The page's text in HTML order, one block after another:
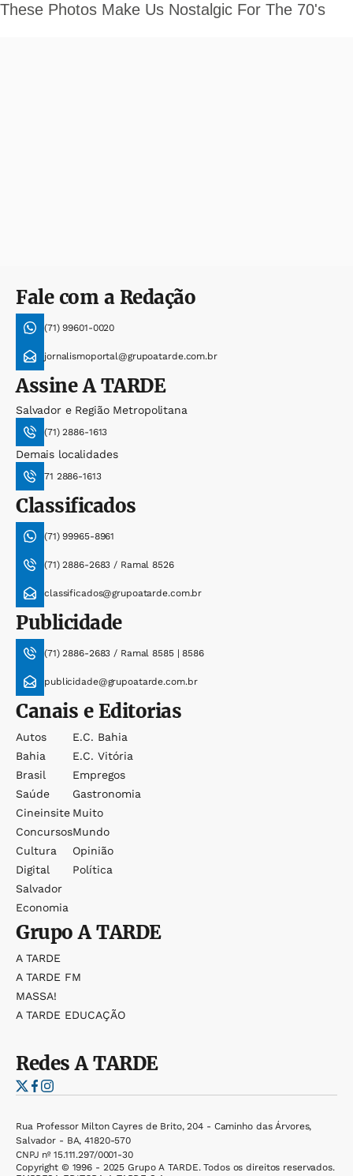
Fale com a Redação
(71) 99601-0020
jornalismoportal@grupoatarde.com.br
AssineA TARDE
Salvador e Região Metropolitana
(71) 2886-1613
Demais localidades
71 2886-1613
Classificados
(71) 99965-8961
(71) 2886-2683 / Ramal 8526
classificados@grupoatarde.com.br
Publicidade
(71) 2886-2683 / Ramal 8585 | 8586
publicidade@grupoatarde.com.br
Canais e Editorias
Autos
Bahia
Brasil
Saúde
Cineinsite
Concursos
Cultura
Digital
Salvador
Economia
E.c. Bahia
E.c. Vitória
Empregos
Gastronomia
Muito
Mundo
Opinião
Política
GrupoA TARDE
A TARDE
A TARDE FM
MASSA!
A TARDE EDUCAÇÃO
RedesA TARDE
Rua Professor Milton Cayres de Brito, 204 - Caminho das Árvores,
Salvador - BA, 41820-570
CNPJ nº 15.111.297/0001-30
Copyright © 1996 - 2025 Grupo A TARDE. Todos os direitos reservados.